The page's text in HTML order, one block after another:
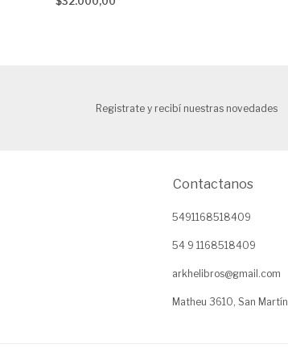
Registrate y recibí nuestras novedades
Contactanos
5491168518409
54 9 1168518409
arkhelibros@gmail.com
Matheu 3610, San Martín